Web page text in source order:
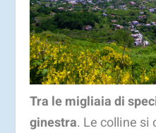
Tra le migliaia di
ginestra. Le colline si